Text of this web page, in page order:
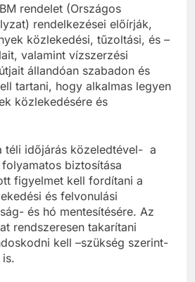
rendelet (Országos
rendelkezései előírják,
közlekedési, tűzoltási, és –
valamint vízszerzési
állandóan szabadon és
tartani, hogy alkalmas legyen
közlekedésére és
téli időjárás közeledtével- a
biztosítása
figyelmet kell fordítani a
és felvonulási
és hó mentesítésére. Az
rendszeresen takarítani
kell –szükség szerint-